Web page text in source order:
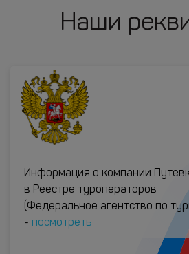
Наши
Информация о компании
в Реестре туроператоров
(Федеральное агентство по
- посмотреть